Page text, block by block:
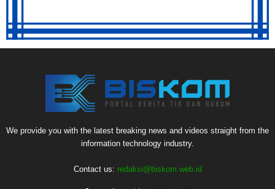
We provide you with the latest breaking news and videos straight from the
information technology industry.
Contact us: redaksi@biskom.web.id